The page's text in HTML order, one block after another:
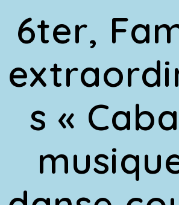
6ter,
s «